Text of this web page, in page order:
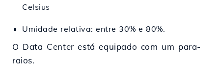
Celsius
Umidade relativa: entre 30% e 80%.
O Data Center está equipado com um para-
raios.